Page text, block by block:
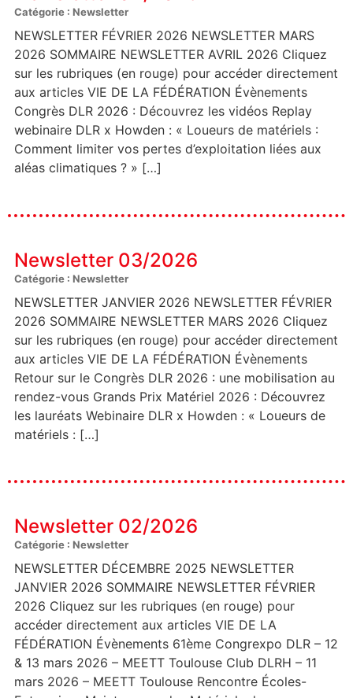
Catégorie : Newsletter
NEWSLETTER FÉVRIER 2026 NEWSLETTER MARS
2026 SOMMAIRE NEWSLETTER AVRIL 2026 Cliquez
sur les rubriques (en rouge) pour accéder directement
aux articles VIE DE LA FÉDÉRATION Évènements
Congrès DLR 2026 : Découvrez les vidéos Replay
webinaire DLR x Howden : « Loueurs de matériels :
Comment limiter vos pertes d’exploitation liées aux
aléas climatiques ? » […]
Newsletter 03/2026
Catégorie : Newsletter
NEWSLETTER JANVIER 2026 NEWSLETTER FÉVRIER
2026 SOMMAIRE NEWSLETTER MARS 2026 Cliquez
sur les rubriques (en rouge) pour accéder directement
aux articles VIE DE LA FÉDÉRATION Évènements
Retour sur le Congrès DLR 2026 : une mobilisation au
rendez-vous Grands Prix Matériel 2026 : Découvrez
les lauréats Webinaire DLR x Howden : « Loueurs de
matériels : […]
Newsletter 02/2026
Catégorie : Newsletter
NEWSLETTER DÉCEMBRE 2025 NEWSLETTER
JANVIER 2026 SOMMAIRE NEWSLETTER FÉVRIER
2026 Cliquez sur les rubriques (en rouge) pour
accéder directement aux articles VIE DE LA
FÉDÉRATION Évènements 61ème Congrexpo DLR – 12
& 13 mars 2026 – MEETT Toulouse Club DLRH – 11
mars 2026 – MEETT Toulouse Rencontre Écoles-